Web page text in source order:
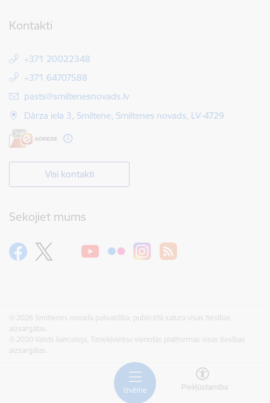
Izvēlne Piekļūstamība
Kontakti
+371 20022348
+371 64707588
E-pasts:
pasts@smiltenesnovads.lv
Dārza iela 3, Smiltene, Smiltenes novads, LV-4729
Visi kontakti
Sekojiet mums
© 2026 Smiltenes novada pašvaldība, publicētā satura visas tiesības
aizsargātas.
© 2020 Valsts kanceleja, Tīmekļvietņu vienotās platformas visas tiesības
aizsargātas.